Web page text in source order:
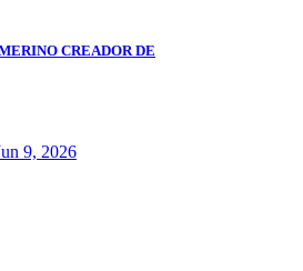
CREADOR DE
9, 2026